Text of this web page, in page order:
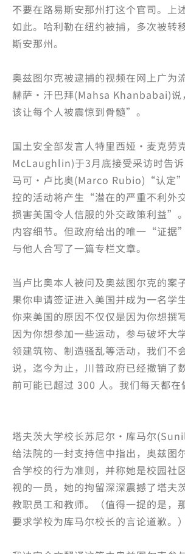
不要在路易斯安那州打这个官司。上
如此。哈利勒在纽约被捕，多次被转
斯安那州。
奥兹图尔克被逮捕的视频在网上广为
赫萨·汗巴拜(Mahsa Khanbabai)说
该让每个人被震惊到骨髓”。
国土安全部发言人特里西娅·麦克劳
McLaughlin)于3月底接受采访时告
马可·卢比奥(Marco Rubio)“认定”
控的活动将产生“潜在的严重不利外
损害美国令人信服的外交政策利益”
内容细节。但政府给出的唯一“证据
与他人合写了一篇专栏文章。
当卢比奥本人被问及奥兹图尔克的案
果你申请签证进入美国并成为一名学
你来美国的原因不仅仅是因为你想撰
因为你想参加一些运动，参与破坏大
领建筑物、制造骚乱等活动，我们不
说，迄今为止，川普政府已经撤销了
前可能已超过 300 人。我们每天都
塔夫茨大学校长苏尼尔·库马尔
给法院的一封支持信中指出，奥兹图
合学校的行为准则，并称她是校园社
视的一员，她的拘留深深震撼了塔夫
教职员工和教师。（值得一提的是，
要求学校为库马尔校长的言论道歉。）